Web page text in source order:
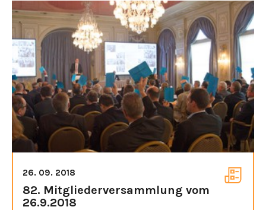
26. 09. 2018
82. Mitgliederversammlung vom
26.9.2018